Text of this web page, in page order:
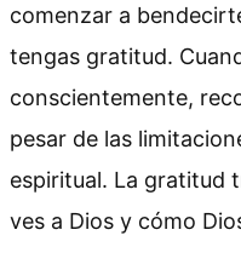
comenzar a
tengas gratitud.
conscientemente,
pesar de las
espiritual. La gratitud
ves a Dios y cómo